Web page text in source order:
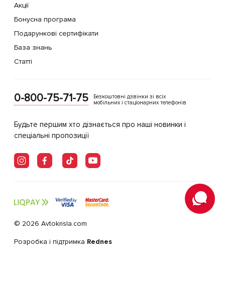
Акції
Бонусна програма
Подарункові сертифікати
База знань
Статті
0-800-75-71-75
Безкоштовні дзвінки зі всіх
мобільних і стаціонарних телефонів
Будьте першим хто дізнається про наші новинки і
спеціальні пропозиції
© 2026 Avtokrisla.com
Розробка і підтримка Rednes